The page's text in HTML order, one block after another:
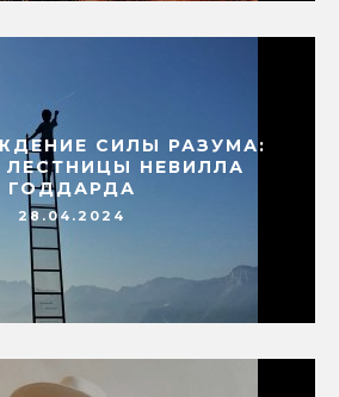
СИЛЫ РАЗУМА:
ЛЕСТНИЦЫ НЕВИЛЛА
ГОДДАРДА
28.04.2024